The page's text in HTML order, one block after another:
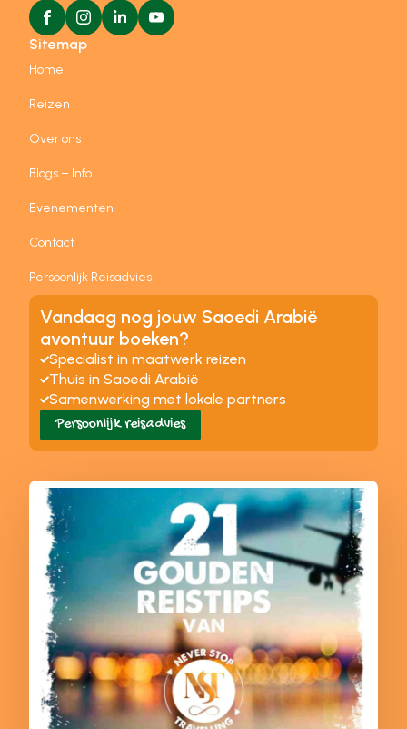
Sitemap
Home
Reizen
Over ons
Blogs + Info
Evenementen
Contact
Persoonlijk Reisadvies
Vandaag nog jouw Saoedi Arabië
avontuur boeken?
Specialist in maatwerk reizen
Thuis in Saoedi Arabië
Samenwerking met lokale partners
Persoonlijk reisadvies